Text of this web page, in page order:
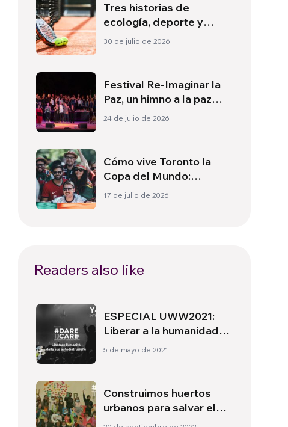
Tres historias de
ecología, deporte y
salud en Sudamérica
30 de julio de 2026
Festival Re-Imaginar la
Paz, un himno a la paz
desde Florencia
24 de julio de 2026
Cómo vive Toronto la
Copa del Mundo:
Cultura, identidad y
17 de julio de 2026
Readers also like
ESPECIAL UWW2021:
Liberar a la humanidad
de su autodestrucción
5 de mayo de 2021
Construimos huertos
urbanos para salvar el
planeta